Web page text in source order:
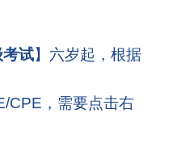
试】六岁起，根据
CPE ，需要点击右